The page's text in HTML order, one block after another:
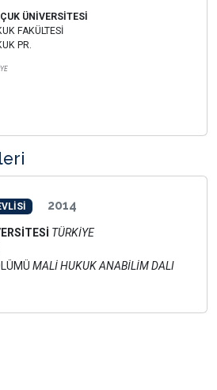
ÜNİVERSİTESİ
FAKÜLTESİ
PR.
2014
TÜRKİYE
MALİ HUKUK ANABİLİM DALI